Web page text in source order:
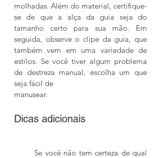
molhadas. Além do material, certifique-
se de que a alça da guia seja do
tamanho certo para sua mão. Em
seguida, observe o clipe da guia, que
também vem em uma variedade de
estilos. Se você tiver algum problema
de destreza manual, escolha um que
seja fácil de
manusear.
Dicas adicionais
Se você não tem certeza de qual